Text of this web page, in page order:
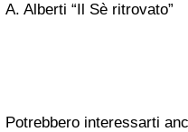
A. Alberti “Il Sè ritrovato”
Potrebbero interessarti